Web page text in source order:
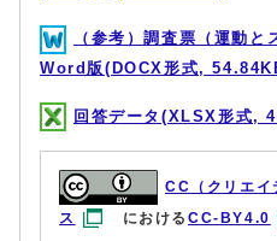
（参考）調査票（運動と
Word版(DOCX形式,
回答データ(XLSX形式,
CC（クリエイ
ス
におけるCC-BY4.0